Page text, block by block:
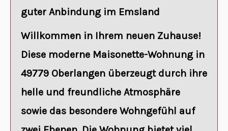
guter Anbindung im Emsland
Willkommen in Ihrem neuen Zuhause!
Diese moderne Maisonette-Wohnung in
49779 Oberlangen überzeugt durch ihre
helle und freundliche Atmosphäre
sowie das besondere Wohngefühl auf